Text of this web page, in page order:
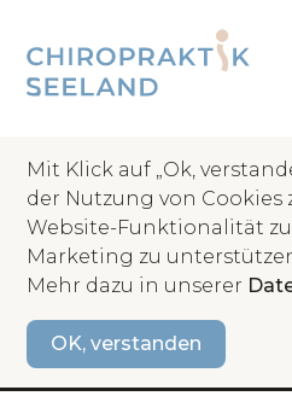
Mit Klick auf „Ok,
der Nutzung von Cookies
Website-Funktionalität
Marketing zu
Mehr dazu in unserer
OK, verstanden
Retour
indéterminé 50 à 80